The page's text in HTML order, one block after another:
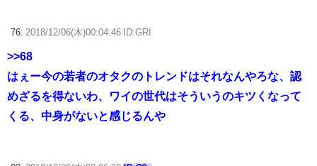
76: 2018/12/06(木)00:04:46 ID:GRI
>>68
はぇー今の若者のオタクのトレンドはそれなんやろな、認
めざるを得ないわ、ワイの世代はそういうのキツくなって
くる、中身がないと感じるんや